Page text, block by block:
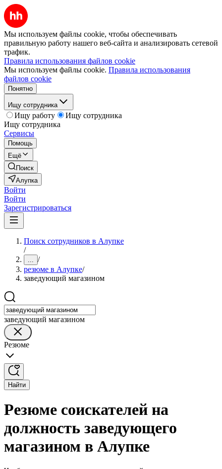
Мы используем файлы cookie, чтобы обеспечивать
правильную работу нашего веб-сайта и анализировать сетевой
трафик.
Правила использования файлов cookie
Мы используем файлы cookie. Правила использования
файлов cookie
Понятно
Ищу сотрудника
Ищу работу
Ищу сотрудника
Ищу сотрудника
Сервисы
Помощь
Ещё
Поиск
Алупка
Войти
Войти
Зарегистрироваться
Поиск сотрудников в Алупке
/
... /
резюме в Алупке/
заведующий магазином
заведующий магазином
Резюме
Найти
Резюме соискателей на
должность заведующего
магазином в Алупке